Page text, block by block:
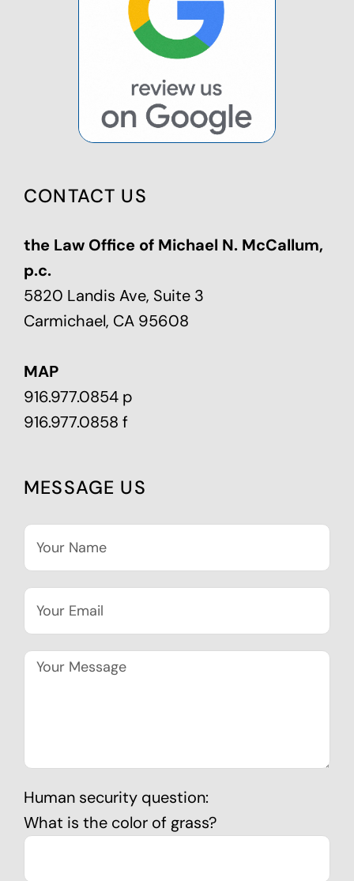
CONTACT US
the Law Office of Michael N. McCallum,
p.c.
5820 Landis Ave, Suite 3
Carmichael, CA 95608
MAP
916.977.0854 p
916.977.0858 f
MESSAGE US
Human security question:
What is the color of grass?